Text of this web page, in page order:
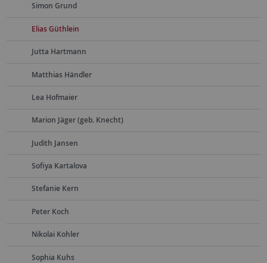
Simon Grund
Elias Güthlein
Jutta Hartmann
Matthias Händler
Lea Hofmaier
Marion Jäger (geb. Knecht)
Judith Jansen
Sofiya Kartalova
Stefanie Kern
Peter Koch
Nikolai Kohler
Sophia Kuhs